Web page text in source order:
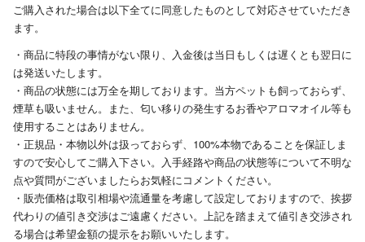
ご購入された場合は以下全てに同意したものとして対応させていただき
ます。
・商品に特段の事情がない限り、入金後は当日もしくは遅くとも翌日に
は発送いたします。
・商品の状態には万全を期しております。当方ペットも飼っておらず、
煙草も吸いません。また、匂い移りの発生するお香やアロマオイル等も
使用することはありません。
・正規品・本物以外は扱っておらず、100%本物であることを保証しま
すので安心してご購入下さい。入手経路や商品の状態等について不明な
点や質問がございましたらお気軽にコメントください。
・販売価格は取引相場や流通量を考慮して設定しておりますので、挨拶
代わりの値引き交渉はご遠慮ください。上記を踏まえて値引き交渉され
る場合は希望金額の提示をお願いいたします。